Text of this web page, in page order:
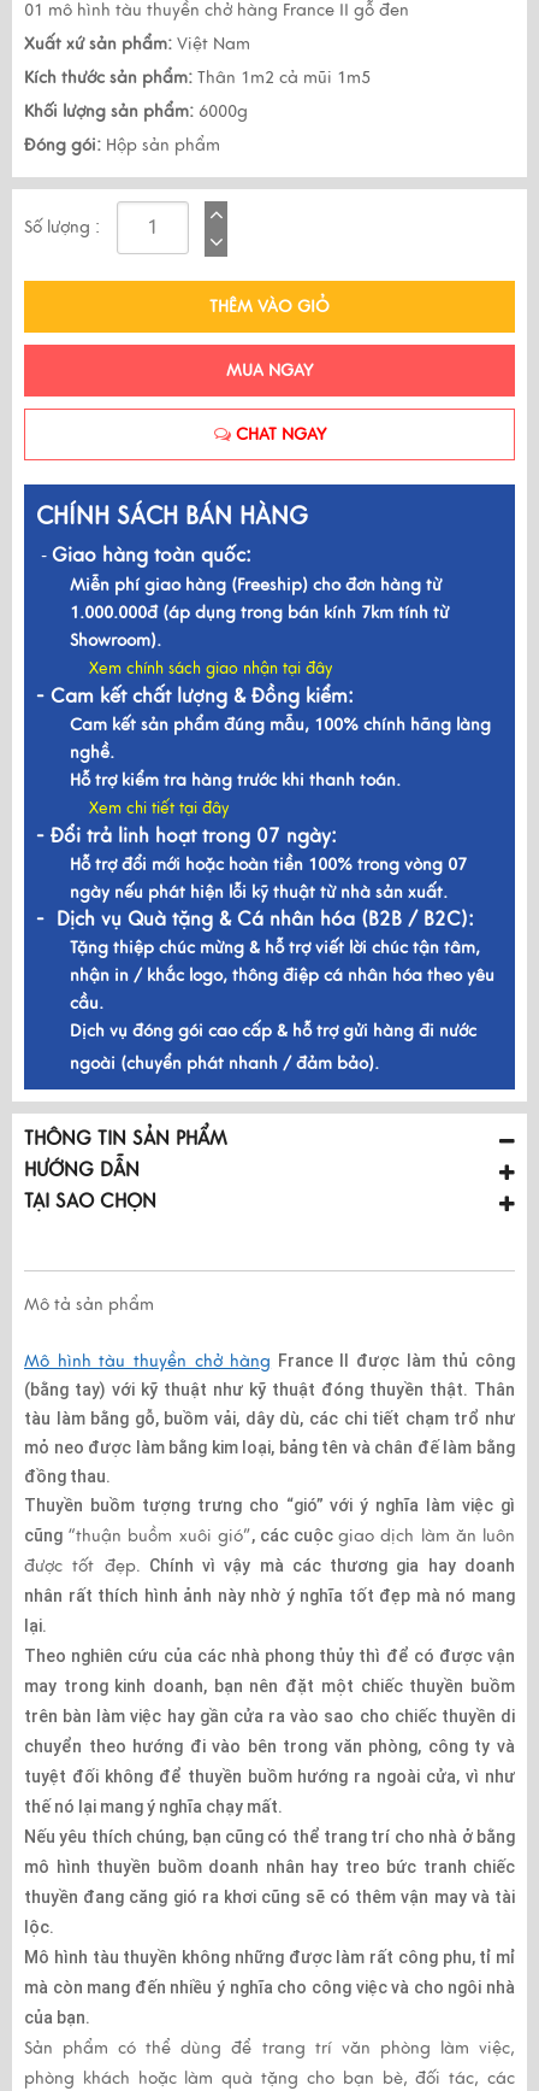
01 mô hình tàu thuyền chở hàng France II gỗ đen
Xuất xứ sản phẩm: Việt Nam
Kích thước sản phẩm: Thân 1m2 cả mũi 1m5
Khối lượng sản phẩm: 6000g
Đóng gói: Hộp sản phẩm
Số lượng :
THÊM VÀO GIỎ
MUA NGAY
CHAT NGAY
CHÍNH SÁCH BÁN HÀNG
- Giao hàng toàn quốc:
Miễn phí giao hàng (Freeship) cho đơn hàng từ
1.000.000đ (áp dụng trong bán kính 7km tính từ
Showroom).
Xem chính sách giao nhận tại đây
- Cam kết chất lượng & Đồng kiểm:
Cam kết sản phẩm đúng mẫu, 100% chính hãng làng
nghề.
Hỗ trợ kiểm tra hàng trước khi thanh toán.
Xem chi tiết tại đây
- Đổi trả linh hoạt trong 07 ngày:
Hỗ trợ đổi mới hoặc hoàn tiền 100% trong vòng 07
ngày nếu phát hiện lỗi kỹ thuật từ nhà sản xuất.
- Dịch vụ Quà tặng & Cá nhân hóa (B2B / B2C):
Tặng thiệp chúc mừng & hỗ trợ viết lời chúc tận tâm,
nhận in / khắc logo, thông điệp cá nhân hóa theo yêu
cầu.
Dịch vụ đóng gói cao cấp & hỗ trợ gửi hàng đi nước
ngoài (chuyển phát nhanh / đảm bảo).
THÔNG TIN SẢN PHẨM
HƯỚNG DẪN
TẠI SAO CHỌN
Mô tả sản phẩm
Mô hình tàu thuyền chở hàng France II được làm thủ công
(bằng tay) với kỹ thuật như kỹ thuật đóng thuyền thật. Thân
tàu làm bằng gỗ, buồm vải, dây dù, các chi tiết chạm trổ như
mỏ neo được làm bằng kim loại, bảng tên và chân đế làm bằng
đồng thau.
Thuyền buồm tượng trưng cho “gió” với ý nghĩa làm việc gì
cũng “thuận buồm xuôi gió”, các cuộcgiao dịch làm ăn luôn
được tốt đẹp. Chính vì vậy mà các thương gia hay doanh
nhân rất thích hình ảnh này nhờ ý nghĩa tốt đẹp mà nó mang
lại.
Theo nghiên cứu của các nhà phong thủy thì để có được vận
may trong kinh doanh, bạn nên đặt một chiếc thuyền buồm
trên bàn làm việc hay gần cửa ra vào sao cho chiếc thuyền di
chuyển theo hướng đi vào bên trong văn phòng, công ty và
tuyệt đối không để thuyền buồm hướng ra ngoài cửa, vì như
thế nó lại mang ý nghĩa chạy mất.
Nếu yêu thích chúng, bạn cũng có thể trang trí cho nhà ở bằng
mô hình thuyền buồm doanh nhân hay treo bức tranh chiếc
thuyền đang căng gió ra khơi cũng sẽ có thêm vận may và tài
lộc.
Mô hình tàu thuyền không những được làm rất công phu, tỉ mỉ
mà còn mang đến nhiều ý nghĩa cho công việc và cho ngôi nhà
của bạn.
Sản phẩm có thể dùng để trang trí văn phòng làm việc,
phòng khách hoặc làm quà tặng cho bạn bè, đối tác, các